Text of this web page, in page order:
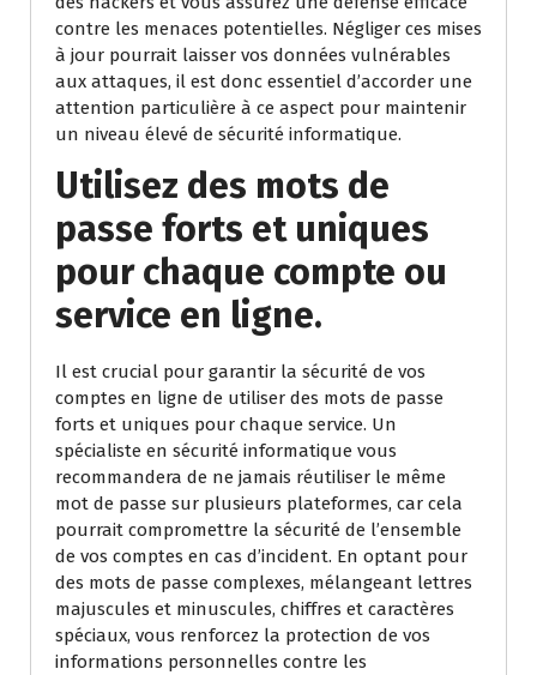
contre les menaces potentielles. Négliger ces mises
à jour pourrait laisser vos données vulnérables
aux attaques, il est donc essentiel d’accorder une
attention particulière à ce aspect pour maintenir
un niveau élevé de sécurité informatique.
Utilisez des mots de
passe forts et uniques
pour chaque compte ou
service en ligne.
Il est crucial pour garantir la sécurité de vos
comptes en ligne de utiliser des mots de passe
forts et uniques pour chaque service. Un
spécialiste en sécurité informatique vous
recommandera de ne jamais réutiliser le même
mot de passe sur plusieurs plateformes, car cela
pourrait compromettre la sécurité de l’ensemble
de vos comptes en cas d’incident. En optant pour
des mots de passe complexes, mélangeant lettres
majuscules et minuscules, chiffres et caractères
spéciaux, vous renforcez la protection de vos
informations personnelles contre les